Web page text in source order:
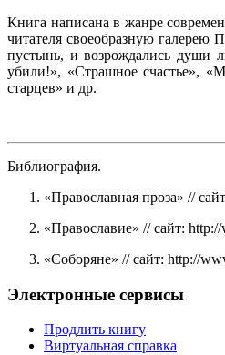
Книга написана в жанре
читателя своеобразную галерею
пустынь, и возрождались души
убили!», «Страшное счастье»,
старцев» и др.
Библиография.
«Православная проза» //
«Православие» // сайт:
«Соборяне» // сайт: http://
Электронные сервисы
Продлить книгу
Виртуальная справка